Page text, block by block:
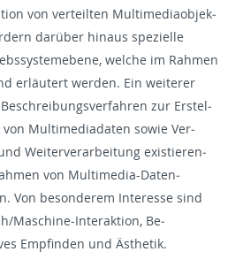
von verteil­ten Mul­ti­me­diaob­jek­
darüber hin­aus spezielle
welche im Rah­men
erläutert wer­den. Ein weit­erer
zur Er­stel­
Mul­ti­me­di­a­daten sowie Ver­
Weit­er­ver­ar­beitung ex­istieren­
von Mul­ti­me­dia-Daten­
Von beson­derem In­ter­esse sind
Mas­chine-In­ter­ak­tion, Be­
Empfinden und Ästhetik.